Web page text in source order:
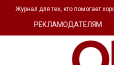
Журнал для тех, кто помогает
РЕКЛАМОДАТЕЛЯМ